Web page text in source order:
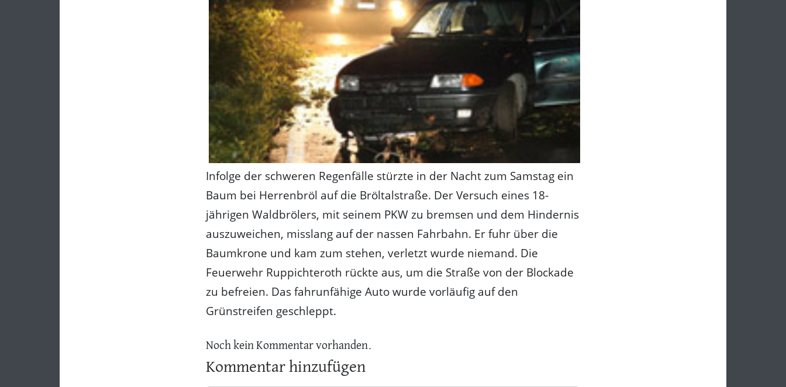
Infolge der schweren Regenfälle stürzte in der Nacht zum Samstag ein
Baum bei Herrenbröl auf die Bröltalstraße. Der Versuch eines 18-
jährigen Waldbrölers, mit seinem PKW zu bremsen und dem Hindernis
auszuweichen, misslang auf der nassen Fahrbahn. Er fuhr über die
Baumkrone und kam zum stehen, verletzt wurde niemand. Die
Feuerwehr Ruppichteroth rückte aus, um die Straße von der Blockade
zu befreien. Das fahrunfähige Auto wurde vorläufig auf den
Grünstreifen geschleppt.
Noch kein Kommentar vorhanden.
Kommentar hinzufügen